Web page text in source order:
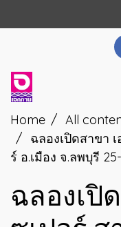
Home All
ฉลองเปิดสาขา
ร์ อ.เมือง จ.ลพบุรี
ฉลองเปิ